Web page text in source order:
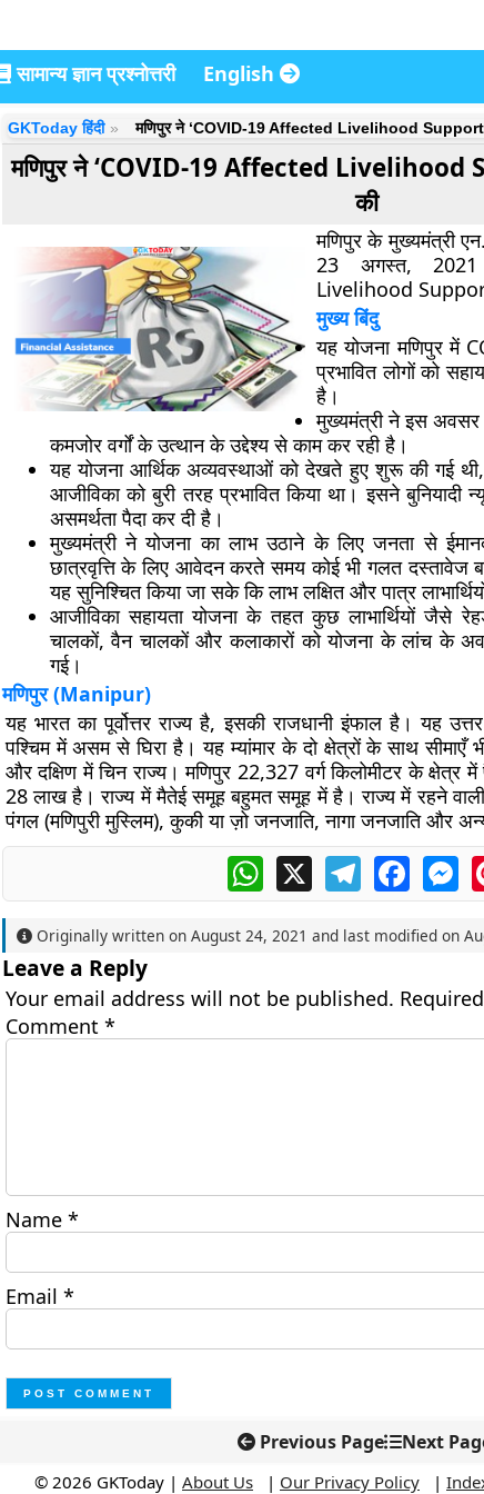
सामान्य ज्ञान प्रश्नोत्तरी English
GKToday हिंदी मणिपुर ने ‘COVID-19 Affected Livelihood Support
मणिपुर ने ‘COVID-19 Affected Livelihood
की
मणिपुर के मुख्यमंत्री
23 अगस्त, 2021
Livelihood
मुख्य बिंदु
यह योजना मणिपुर में
प्रभावित लोगों को
है।
मुख्यमंत्री ने इस अवसर
कमजोर वर्गों के उत्थान के उद्देश्य से काम कर रही है।
यह योजना आर्थिक अव्यवस्थाओं को देखते हुए शुरू की गई
आजीविका को बुरी तरह प्रभावित किया था। इसने
असमर्थता पैदा कर दी है।
मुख्यमंत्री ने योजना का लाभ उठाने के लिए जनता से
छात्रवृत्ति के लिए आवेदन करते समय कोई भी गलत दस्तावेज
यह सुनिश्चित किया जा सके कि लाभ लक्षित और पात्र
आजीविका सहायता योजना के तहत कुछ लाभार्थियों जैसे
चालकों, वैन चालकों और कलाकारों को योजना के लांच के
गई।
मणिपुर (Manipur)
यह भारत का पूर्वोत्तर राज्य है, इसकी राजधानी इंफाल है। यह
पश्चिम में असम से घिरा है। यह म्यांमार के दो क्षेत्रों के साथ सीमाएँ
और दक्षिण में चिन राज्य। मणिपुर 22,327 वर्ग किलोमीटर के
28 लाख है। राज्य में मैतेई समूह बहुमत समूह में है। राज्य में रहने
पंगल (मणिपुरी मुस्लिम), कुकी या ज़ो जनजाति, नागा जनजाति और
WhatsApp
X Telegram
Originally written on August 24, 2021 and last modified on
Leave a Reply
Your email address will not be published.
Comment *
Name *
Email *
Previous Page Next
© 2026 GKToday | About Us | Our Privacy Policy |